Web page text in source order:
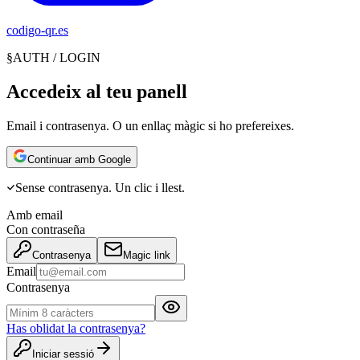
codigo-qr.es
§AUTH / LOGIN
Accedeix al teu panell
Email i contrasenya. O un enllaç màgic si ho prefereixes.
Continuar amb Google
Sense contrasenya. Un clic i llest.
Amb email
Con contraseña
Contrasenya Magic link
Email
Contrasenya
Has oblidat la contrasenya?
Iniciar sessió